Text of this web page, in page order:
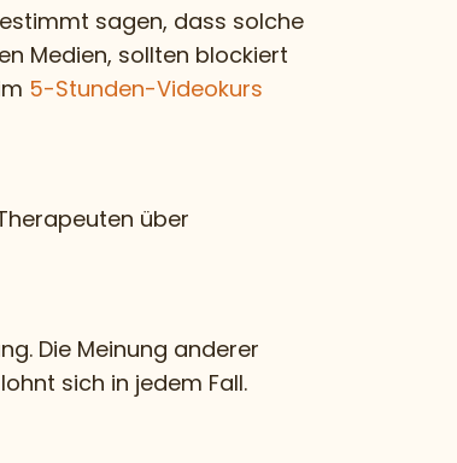
sagen, dass solche
Medien, sollten blockiert
5-Stunden-Videokurs
über
Die Meinung anderer
sich in jedem Fall.